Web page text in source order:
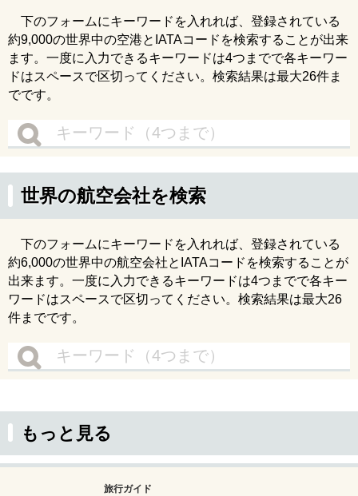
下のフォームにキーワードを入れれば、登録されている
約9,000の世界中の空港とIATAコードを検索することが出来
ます。一度に入力できるキーワードは4つまでで各キーワー
ドはスペースで区切ってください。検索結果は最大26件ま
でです。
世界の航空会社を検索
下のフォームにキーワードを入れれば、登録されている
約6,000の世界中の航空会社とIATAコードを検索することが
出来ます。一度に入力できるキーワードは4つまでで各キー
ワードはスペースで区切ってください。検索結果は最大26
件までです。
もっと見る
旅行ガイド